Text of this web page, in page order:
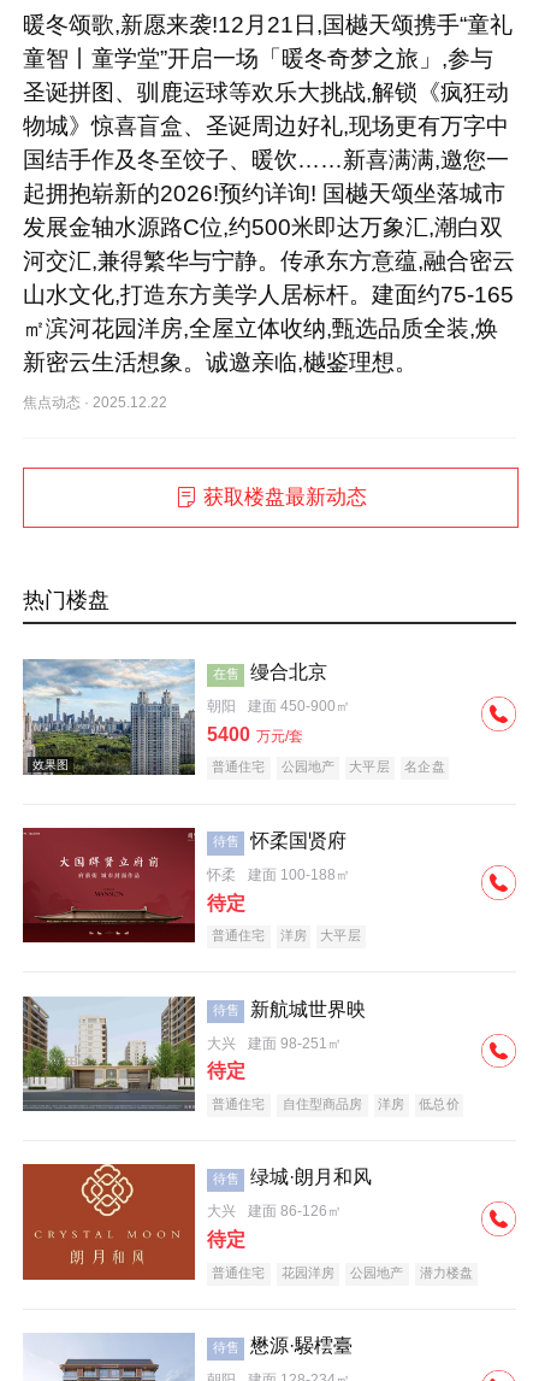
暖冬颂歌,新愿来袭!12月21日,国樾天颂携手“童礼
童智丨童学堂”开启一场「暖冬奇梦之旅」,参与
圣诞拼图、驯鹿运球等欢乐大挑战,解锁《疯狂动
物城》惊喜盲盒、圣诞周边好礼,现场更有万字中
国结手作及冬至饺子、暖饮……新喜满满,邀您一
起拥抱崭新的2026!预约详询! 国樾天颂坐落城市
发展金轴水源路C位,约500米即达万象汇,潮白双
河交汇,兼得繁华与宁静。传承东方意蕴,融合密云
山水文化,打造东方美学人居标杆。建面约75-165
㎡滨河花园洋房,全屋立体收纳,甄选品质全装,焕
新密云生活想象。诚邀亲临,樾鉴理想。
焦点动态 ·2025.12.22
获取楼盘最新动态
热门楼盘
在售 缦合北京
朝阳 建面 450-900㎡
5400 万元/套
普通住宅 公园地产 大平层 名企盘
待售 怀柔国贤府
怀柔 建面 100-188㎡
待定
普通住宅 洋房 大平层
待售 新航城世界映
大兴 建面 98-251㎡
待定
普通住宅 自住型商品房 洋房
低总价
待售 绿城·朗月和风
大兴 建面 86-126㎡
待定
普通住宅 花园洋房 公园地产
潜力楼盘
待售 懋源·騴橒臺